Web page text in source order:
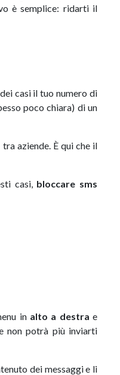
è semplice: ridarti il
casi il tuo numero di
poco chiara) di un
aziende. È qui che il
casi, bloccare sms
in alto a destra e
non potrà più inviarti
dei messaggi e li